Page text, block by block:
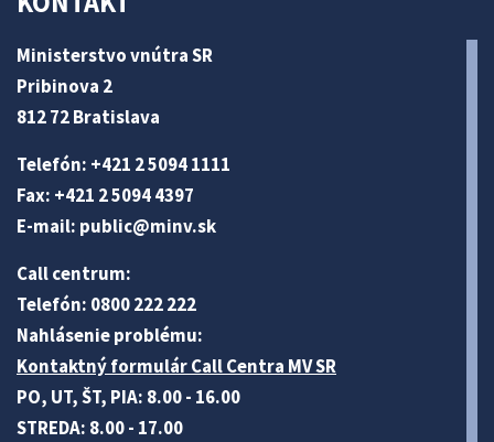
Ministerstvo vnútra SR
Pribinova 2
812 72 Bratislava
Telefón: +421 2 5094 1111
Fax: +421 2 5094 4397
E-mail: public@minv.sk
Call centrum:
Telefón: 0800 222 222
Nahlásenie problému:
Kontaktný formulár Call Centra MV SR
PO, UT, ŠT, PIA: 8.00 - 16.00
STREDA: 8.00 - 17.00